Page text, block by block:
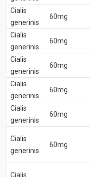
Cialis
generinis
60mg
Cialis
generinis
60mg
Cialis
generinis
60mg
Cialis
generinis
60mg
Cialis
generinis
60mg
Cialis
generinis
60mg
Cialis